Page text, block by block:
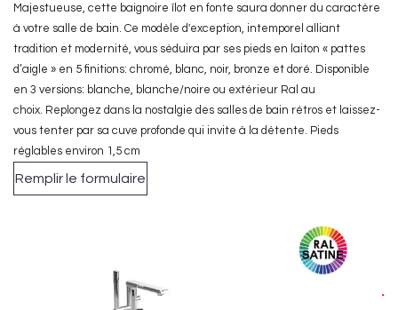
Majestueuse, cette baignoire îlot en fonte saura donner du caractère
à votre salle de bain. Ce modèle d'exception, intemporel alliant
tradition et modernité, vous séduira par ses pieds en laiton « pattes
d’aigle » en 5 finitions: chromé, blanc, noir, bronze et doré. Disponible
en 3 versions: blanche, blanche/noire ou extérieur Ral au
choix. Replongez dans la nostalgie des salles de bain rétros et laissez-
vous tenter par sa cuve profonde qui invite à la détente. Pieds
réglables environ 1,5 cm
Remplir le formulaire